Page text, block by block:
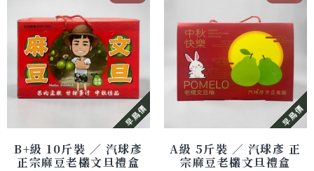
早鳥價
B+級 10斤裝 ／ 汽球彥
正宗麻豆老欉文旦禮盒
早鳥價
A級 5斤裝 ／ 汽球彥 正
宗麻豆老欉文旦禮盒